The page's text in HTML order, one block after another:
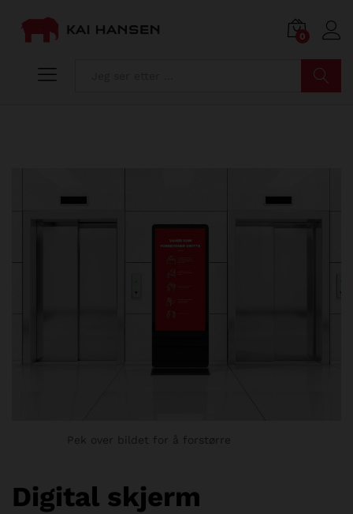
0
Pek over bildet for å forstørre
Digital skjerm